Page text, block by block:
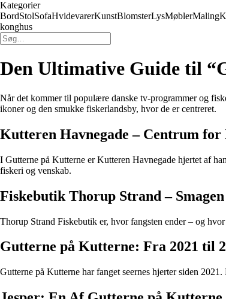
Kategorier
BordStolSofaHvidevarerKunstBlomsterLysMøblerMaling
konghus
Den Ultimative Guide til
Når det kommer til populære danske tv-programmer og
ikoner og den smukke fiskerlandsby, hvor de er centreret.
Kutteren Havnegade – Centrum for
I Gutterne på Kutterne er Kutteren Havnegade hjertet af
fiskeri og venskab.
Fiskebutik Thorup Strand –
Thorup Strand Fiskebutik er, hvor fangsten ender – og
Gutterne på Kutterne: Fra 2021 til
Gutterne på Kutterne har fanget seernes hjerter siden